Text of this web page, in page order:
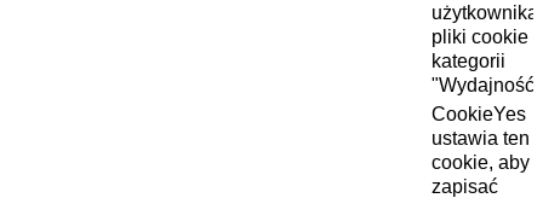
użytkownika
pliki cookie
kategorii
CookieYes
ustawia ten
cookie, aby
zapisać